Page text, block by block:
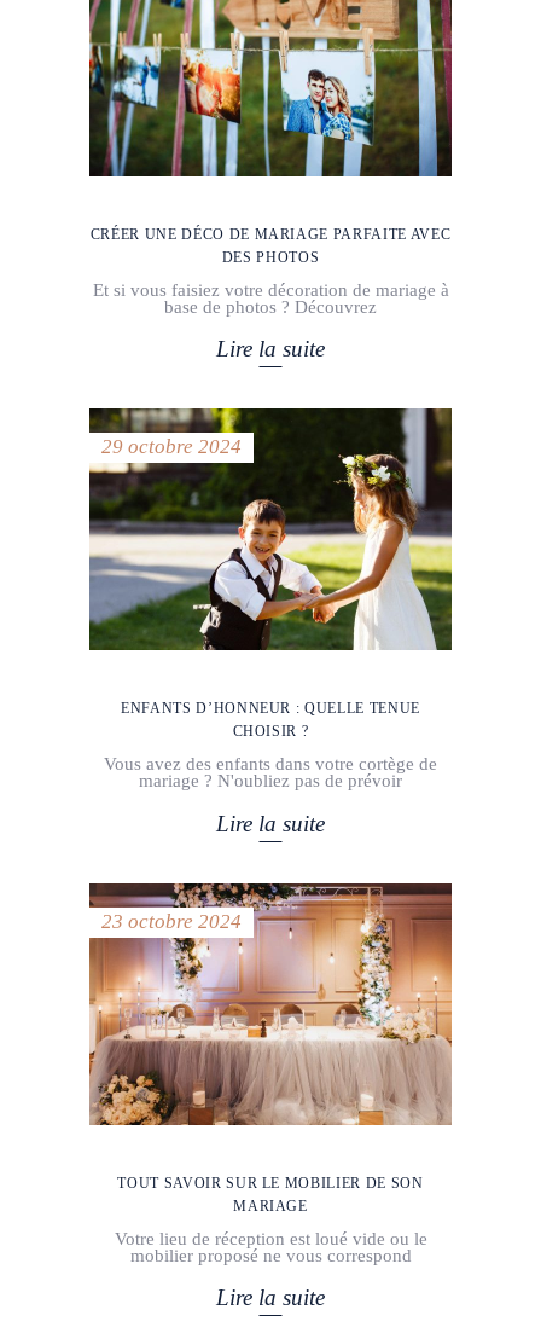
CRÉER UNE DÉCO DE MARIAGE PARFAITE AVEC
DES PHOTOS
Et si vous faisiez votre décoration de mariage à
base de photos ? Découvrez
Lire la suite
29 octobre 2024
ENFANTS D’HONNEUR : QUELLE TENUE
CHOISIR ?
Vous avez des enfants dans votre cortège de
mariage ? N'oubliez pas de prévoir
Lire la suite
23 octobre 2024
TOUT SAVOIR SUR LE MOBILIER DE SON
MARIAGE
Votre lieu de réception est loué vide ou le
mobilier proposé ne vous correspond
Lire la suite